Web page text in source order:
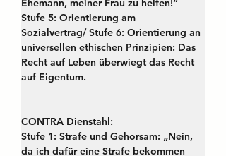
Ehemann, meiner Frau zu helfen!“
Stufe 5: Orientierung am
Sozialvertrag/ Stufe 6: Orientierung an
universellen ethischen Prinzipien: Das
Recht auf Leben überwiegt das Recht
auf Eigentum.
CONTRA Dienstahl:
Stufe 1: Strafe und Gehorsam: „Nein,
da ich dafür eine Strafe bekommen